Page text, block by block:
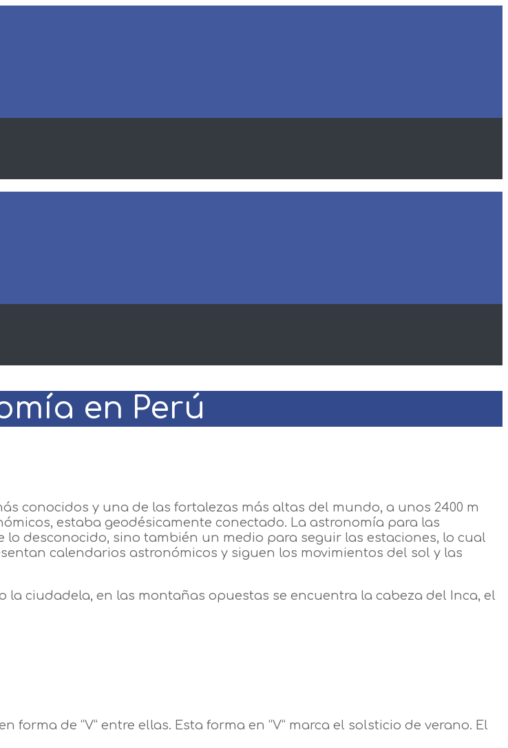
en Perú
conocidos y una de las fortalezas más altas del mundo, a unos 2400 m
estaba geodésicamente conectado. La astronomía para las
desconocido, sino también un medio para seguir las estaciones, lo cual
calendarios astronómicos y siguen los movimientos del sol y las
ciudadela, en las montañas opuestas se encuentra la cabeza del Inca, el
de “V” entre ellas. Esta forma en “V” marca el solsticio de verano. El